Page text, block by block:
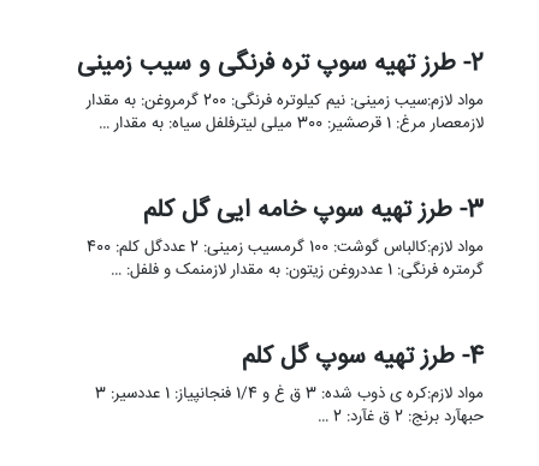
2- طرز تهیه سوپ تره فرنگی و سیب زمینی
مواد لازم:سیب زمینی: نیم کیلوتره فرنگی: 200 گرمروغن: به مقدار
لازمعصار مرغ: 1 قرصشیر: 300 میلی لیترفلفل سیاه: به مقدار …
3- طرز تهیه سوپ خامه ایی گل کلم
مواد لازم:کالباس گوشت: 100 گرمسیب زمینی: 2 عددگل کلم: 400
گرمتره فرنگی: 1 عددروغن زیتون: به مقدار لازمنمک و فلفل: …
4- طرز تهیه سوپ گل کلم
مواد لازم:کره ی ذوب شده: 3 ق غ و 1/4 فنجانپیاز: 1 عددسیر: 3
حبهآرد برنج: 2 ق غآرد: 2 …